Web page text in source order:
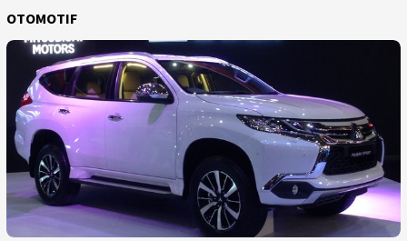
OTOMOTIF